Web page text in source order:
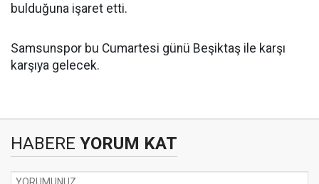
bulduğuna işaret etti.
Samsunspor bu Cumartesi günü Beşiktaş ile karşı
karşıya gelecek.
HABERE YORUM KAT